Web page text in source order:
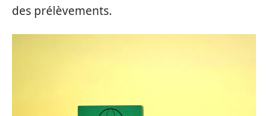
des prélèvements.